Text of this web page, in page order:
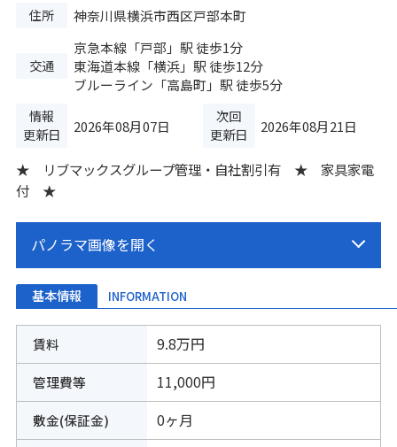
住所 神奈川県横浜市西区戸部本町
交通
京急本線「戸部 」駅 徒歩1分
東海道本線「横浜」駅 徒歩12分
ブルーライン 「高島町 」駅 徒歩5分
情報
更新日
2026年08月07日
次回
更新日
2026年08月21日
★ リブマックスグループ管理・自社割引有 ★ 家具家電
付 ★
基本情報 INFORMATION
賃料 9.8万円
管理費等 11,000円
敷金(保証金) 0ヶ月